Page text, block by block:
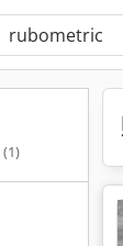
(1)